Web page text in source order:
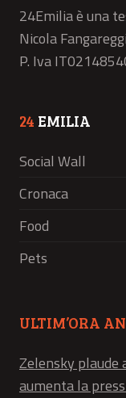
24Emilia è una
Nicola Fangareggi
P. Iva
24 EMILIA
Social Wall
Cronaca
Food
Pets
ULTIM’ORA
Zelensky plaude
aumenta la